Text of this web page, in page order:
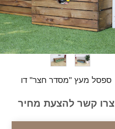
ספסל מעץ "מסדר חצר" דו
צרו קשר להצעת מחיר